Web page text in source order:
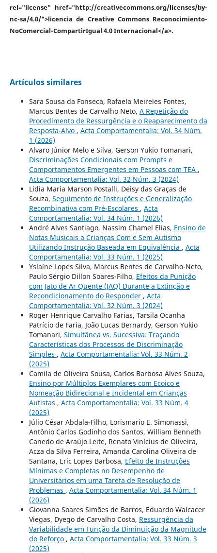
rel="license" href="http://creativecommons.org/licenses/by-
nc-sa/4.0/">licencia de Creative Commons Reconocimiento-
NoComercial-CompartirIgual 4.0 Internacional</a>.
Artículos similares
Sara Sousa da Fonseca, Rafaela Meireles Fontes,
Marcus Bentes de Carvalho Neto, A Repetição do
Procedimento de Ressurgência e o Reaparecimento da
Resposta-Alvo , Acta Comportamentalia: Vol. 34 Núm.
1 (2026)
Alvaro Júnior Melo e Silva, Gerson Yukio Tomanari,
Discriminações Condicionais com Prompts e
Comportamentos Emergentes em Pessoas com TEA ,
Acta Comportamentalia: Vol. 32 Núm. 3 (2024)
Lidia Maria Marson Postalli, Deisy das Graças de
Souza, Seguimento de Instruções e Generalização
Recombinativa com Pré-Escolares , Acta
Comportamentalia: Vol. 34 Núm. 1 (2026)
André Alves Santiago, Nassim Chamel Elias, Ensino de
Notas Musicais a Crianças Com e Sem Autismo
Utilizando Instrução Baseada em Equivalência , Acta
Comportamentalia: Vol. 33 Núm. 1 (2025)
Yslaíne Lopes Silva, Marcus Bentes de Carvalho-Neto,
Paulo Sérgio Dillon Soares-Filho, Efeitos da Punição
com Jato de Ar Quente (JAQ) Durante a Extinção e
Recondicionamento do Responder , Acta
Comportamentalia: Vol. 32 Núm. 3 (2024)
Roger Henrique Carvalho Farias, Tarsila Ocanha
Patrício de Faria, João Lucas Bernardy, Gerson Yukio
Tomanari, Simultânea vs. Sucessiva: Traçando
Características dos Processos de Discriminação
Simples , Acta Comportamentalia: Vol. 33 Núm. 2
(2025)
Camila de Oliveira Sousa, Carlos Barbosa Alves Souza,
Ensino por Múltiplos Exemplares com Ecoico e
Nomeação Bidirecional e Incidental em Crianças
Autistas , Acta Comportamentalia: Vol. 33 Núm. 4
(2025)
Júlio César Abdala-Filho, Lorismario E. Simonassi,
Antônio Carlos Godinho dos Santos, William Benneth
Canedo de Araújo Leite, Renato Vinícius de Oliveira,
Acza da Silva Ferreira, Amanda Carolina Oliveira de
Santana, Eric Lopes Barbosa, Efeito de Instruções
Mínimas e Completas no Desempenho de
Universitários em uma Tarefa de Resolução de
Problemas , Acta Comportamentalia: Vol. 34 Núm. 1
(2026)
Giovanna Soares Simões de Barros, Eduardo Walcacer
Viegas, Dyego de Carvalho Costa, Ressurgência da
Variabilidade em Função da Diminuição da Magnitude
do Reforço , Acta Comportamentalia: Vol. 33 Núm. 3
(2025)